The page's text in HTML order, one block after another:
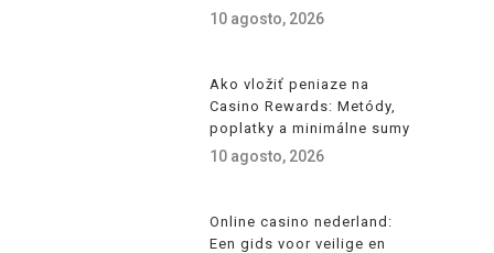
10 agosto, 2026
Ako vložiť peniaze na
Casino Rewards: Metódy,
poplatky a minimálne sumy
10 agosto, 2026
Online casino nederland:
Een gids voor veilige en